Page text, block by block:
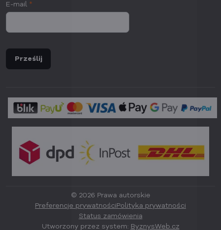
E-mail *
Prześlij
© 2026 Prawa autorskie
Preferencje prywatności Polityka prywatności
Status zamówienia
Utworzony przez system: ByznysWeb.cz